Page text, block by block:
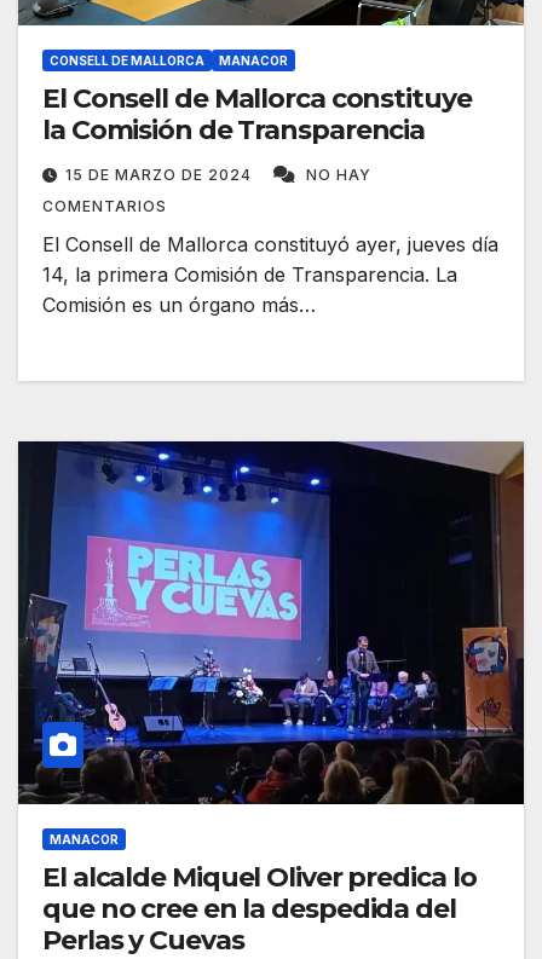
CONSELL DE MALLORCA MANACOR
El Consell de Mallorca constituye
la Comisión de Transparencia
15 DE MARZO DE 2024
NO HAY
COMENTARIOS
El Consell de Mallorca constituyó ayer, jueves día
14, la primera Comisión de Transparencia. La
Comisión es un órgano más…
MANACOR
El alcalde Miquel Oliver predica lo
que no cree en la despedida del
Perlas y Cuevas